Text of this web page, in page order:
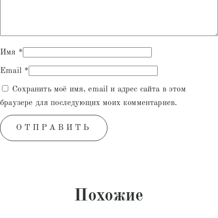
Имя *
Email *
Сохранить моё имя, email и адрес сайта в этом
браузере для последующих моих комментариев.
Похожие